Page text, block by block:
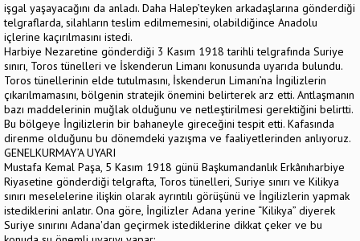
işgal yaşayacağını da anladı. Daha Halep’teyken arkadaşlarına gönderdiği
telgraflarda, silahların teslim edilmemesini, olabildiğince Anadolu
içlerine kaçırılmasını istedi.
Harbiye Nezaretine gönderdiği 3 Kasım 1918 tarihli telgrafında Suriye
sınırı, Toros tünelleri ve İskenderun Limanı konusunda uyarıda bulundu.
Toros tünellerinin elde tutulmasını, İskenderun Limanı’na İngilizlerin
çıkarılmamasını, bölgenin stratejik önemini belirterek arz etti. Antlaşmanın
bazı maddelerinin muğlak olduğunu ve netleştirilmesi gerektiğini belirtti.
Bu bölgeye İngilizlerin bir bahaneyle gireceğini tespit etti. Kafasında
direnme olduğunu bu dönemdeki yazışma ve faaliyetlerinden anlıyoruz.
GENELKURMAY’A UYARI
Mustafa Kemal Paşa, 5 Kasım 1918 günü Başkumandanlık Erkânıharbiye
Riyasetine gönderdiği telgrafta, Toros tünelleri, Suriye sınırı ve Kilikya
sınırı meselelerine ilişkin olarak ayrıntılı görüşünü ve İngilizlerin yapmak
istediklerini anlatır. Ona göre, İngilizler Adana yerine “Kilikya” diyerek
Suriye sınırını Adana'dan geçirmek istediklerine dikkat çeker ve bu